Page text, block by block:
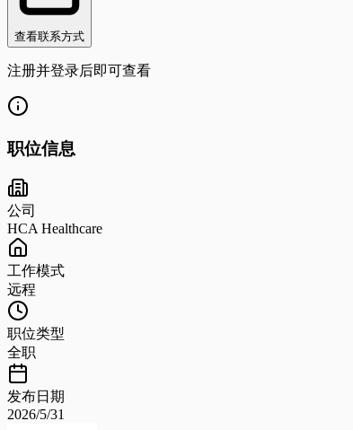
查看联系方式
注册并登录后即可查看
职位信息
公司
HCA Healthcare
工作模式
远程
职位类型
全职
发布日期
2026/5/31